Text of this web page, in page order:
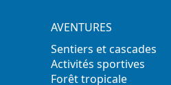
AVENTURES
Sentiers et cascades
Activités sportives
Forêt tropicale